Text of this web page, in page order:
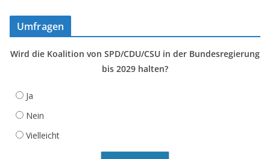
Umfragen
Wird die Koalition von SPD/CDU/CSU in der Bundesregierung
bis 2029 halten?
Ja
Nein
Vielleicht